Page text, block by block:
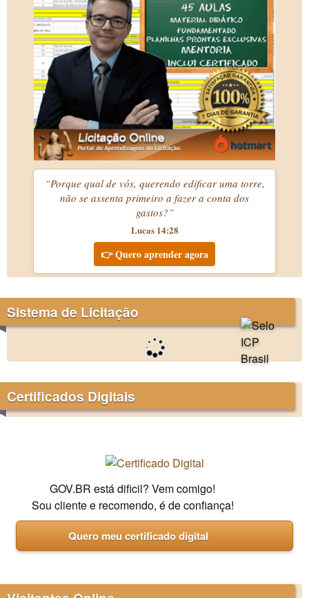
“Porque qual de vós, querendo edificar uma torre,
não se assenta primeiro a fazer a conta dos
gastos?”
Lucas 14:28
👉 Quero aprender agora
Sistema de Licitação
Certificados Digitais
GOV.BR está dificil? Vem comigo!
Sou cliente e recomendo, é de confiança!
Quero meu certificado digital